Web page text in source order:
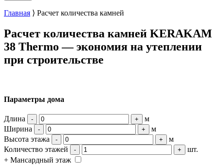
Главная ⟩ Расчет количества камней
Расчет количества камней KERAKAM
38 Тhermo — экономия на утеплении
при строительстве
Параметры дома
Длина - +
м
Ширина
- +
м
Высота этажа
- +
м
Количество этажей
- +
шт.
+ Мансардный этаж